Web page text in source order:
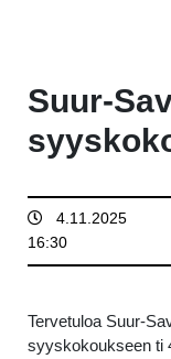
Suur-
4.11.2025
16:30
Tervetuloa Suur-
syyskokoukseen ti